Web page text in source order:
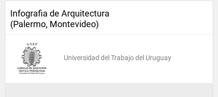
Infografia de Arquitectura
(Palermo, Montevideo)
Universidad del Trabajo del Uruguay